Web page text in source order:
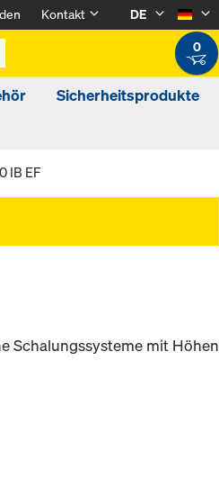
Kontakt
DE
0
Sicherheitsprodukte
IB EF
Schalungssysteme mit Höhen